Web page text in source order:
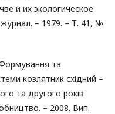
и их экологическое
– 1979. – Т. 41, №
та
козлятник східний –
та другого років
– 2008. Вип.